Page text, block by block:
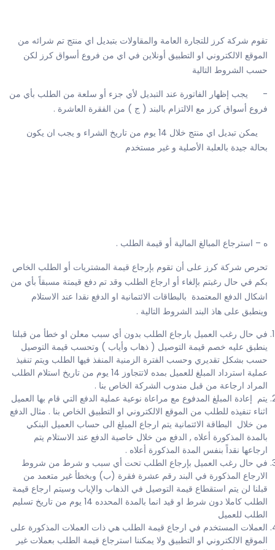
تقوم شركة كرز للتجارة العامة والمقاولات بتبديل اي منتج تم شرائه من
الموقع الالكتروني او التطبيق أونلاين في اي من فروع أسواق كرز لكن
حسب الشروط التالية
- يجب إظهار الفاتورة عند التبديل لأي جزء أو سلعة من الطلب بأي من
فروع أسواق كرز مع الالتزام بالبند ( ج ) من الفقرة العاشرة .
يمكن تبديل اي منتج خلال 14 يوم من تاريخ الشراء و يجب ان يكون
بحالة جيدة بالعلبة الأصلية و غير مستخدم
ه – استرجاع المبالغ المالية أو قيمة الطلب .
تحرص شركة كرز على أن تقوم بإرجاع قيمة المشتريات أو الطلب الخاص
بكم في حال رغبتم بإلغاء أو ارجاع الطلب وقد تم دفع قيمتة مسبقاً بأي من
اشكال الدفع المعتمدة بالبطاقات الائتمانية او الدفع نقدا عند الاستلام
وينطبق على هاذ البند الشروط التالية .
في حال رغب العميل بارجاع الطلب بدون أي سبب معلن او خطأ من قبلنا
ينطبق عليه خصم قيمة التوصيل ( ذهاب وأياب ) وتحسب قيمة التوصيل
حسب بشكل تقديري وحسب الفترة الزمنية المنفذ فيها الطلب ويتم تنفيذ
عملية استرداد المبلغ للعميل بمده لاتتجاوز 14 يوم من تاريخ استلام الطلب
المراد ارجاعة من قبل مندوب الشركة الخاص بنا .
يتم إعادة المبلغ المدفوع مع مراعاة نوعية عملية الدفع التي قام بها العميل
اثناء تنفيذه للطلب من الموقع الالكتروني او التطبيق الخاص بنا . مثال الدفع
من خلال البطاقة الائتمانية يتم ارجاع المبلغ الى حساب العميل البنكي
بالمدة المذكورة أعلاه , الدفع من خلال خاصية الدفع عند الاستلام يتم
ارجاعها نقداً بنفس المدة المذكورة أعلاه .
في حال رغب العميل بإرجاع الطلب تحت أي سبب و شرط من شروط
الارجاع المذكورة في البند رقم عشرة فقرة (ب) وبخطأ غير متعمد من
قبلنا لن يتم استقطاع قيمة التوصيل في الذهاب والإياب وسيتم ارجاع قيمة
الطلب كاملا دون شرط او قيد انما بالمدة المحدده 14 يوم من تاريخ تسليم
الطلب للعميل
العملات المستخدم في ارجاع قيمة الطلب هي ذات العملات المذكورة على
الموقع الالكتروني او التطبيق ولا يمكننا استرجاع قيمة الطلب بعملات غير